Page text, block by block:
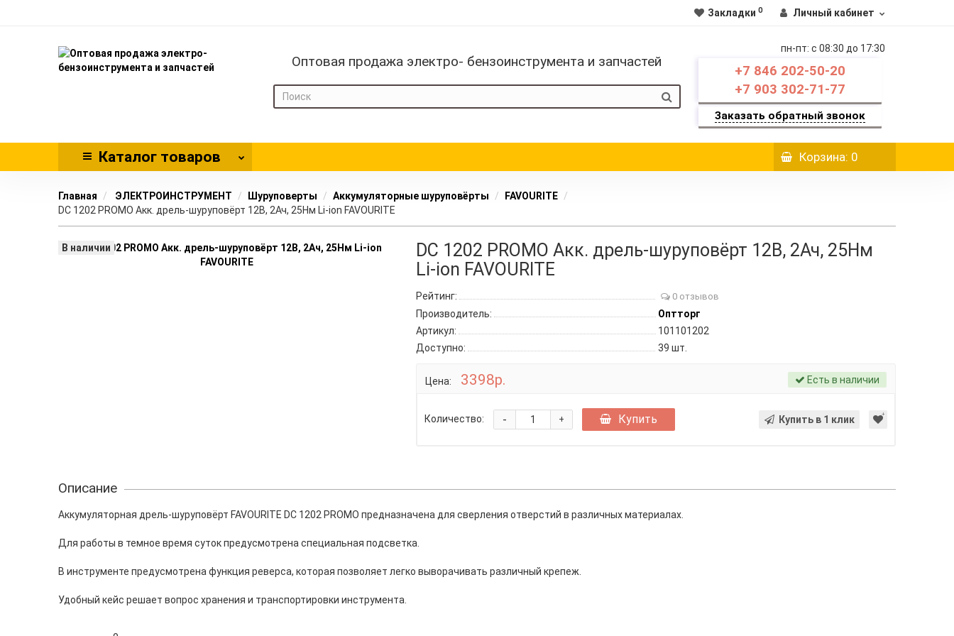
Закладки 0 Личный кабинет
Оптовая продажа электро- бензоинструмента и запчастей
пн-пт: c 08:30 до 17:30
+7 846 202-50-20
+7 903 302-71-77
Заказать обратный звонок
Каталогтоваров Корзина: 0
Главная ЭЛЕКТРОИНСТРУМЕНТ Шуруповерты Аккумуляторные шуруповёрты
FAVOURITE
DC 1202 PROMO Акк. дрель-шуруповёрт 12В, 2Ач, 25Нм Li-ion FAVOURITE
В наличии
DC 1202 PROMO Акк. дрель-шуруповёрт 12В, 2Ач, 25Нм
Li-ion FAVOURITE
Рейтинг: 0 отзывов
Производитель:
Оптторг
Артикул:
101101202
Доступно:
39 шт.
Цена: 3398р. Есть в наличии
Количество: +
- Купить Купить в 1 клик
Описание
Аккумуляторная дрель-шуруповёрт FAVOURITE DC 1202 PROMO предназначена для сверления отверстий в различных материалах.
Для работы в темное время суток предусмотрена специальная подсветка.
В инструменте предусмотрена функция реверса, которая позволяет легко выворачивать различный крепеж.
Удобный кейс решает вопрос хранения и транспортировки инструмента.